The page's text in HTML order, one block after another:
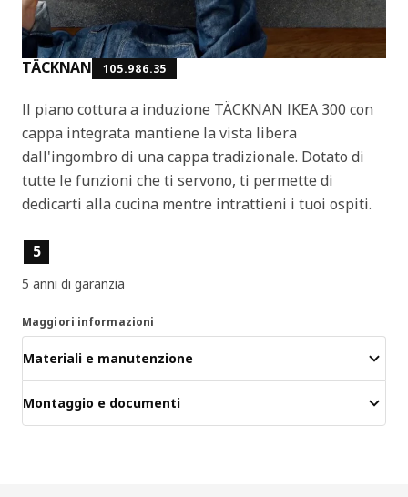
TÄCKNAN 105.986.35
Il piano cottura a induzione TÄCKNAN IKEA 300 con
cappa integrata mantiene la vista libera
dall'ingombro di una cappa tradizionale. Dotato di
tutte le funzioni che ti servono, ti permette di
dedicarti alla cucina mentre intrattieni i tuoi ospiti.
Caratteristiche del prodotto
5
5 anni di garanzia
Maggiori informazioni
Materiali e manutenzione
Montaggio e documenti